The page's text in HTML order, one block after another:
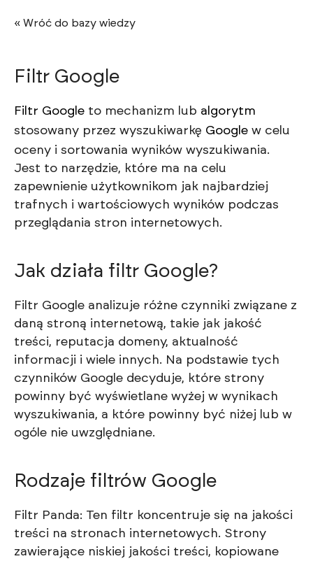
« Wróć do bazy wiedzy
Filtr Google
Filtr Google to mechanizm lub algorytm
stosowany przez wyszukiwarkę Google w celu
oceny i sortowania wyników wyszukiwania.
Jest to narzędzie, które ma na celu
zapewnienie użytkownikom jak najbardziej
trafnych i wartościowych wyników podczas
przeglądania stron internetowych.
Jak działa filtr Google?
Filtr Google analizuje różne czynniki związane z
daną stroną internetową, takie jak jakość
treści, reputacja domeny, aktualność
informacji i wiele innych. Na podstawie tych
czynników Google decyduje, które strony
powinny być wyświetlane wyżej w wynikach
wyszukiwania, a które powinny być niżej lub w
ogóle nie uwzględniane.
Rodzaje filtrów Google
Filtr Panda: Ten filtr koncentruje się na jakości
treści na stronach internetowych. Strony
zawierające niskiej jakości treści, kopiowane